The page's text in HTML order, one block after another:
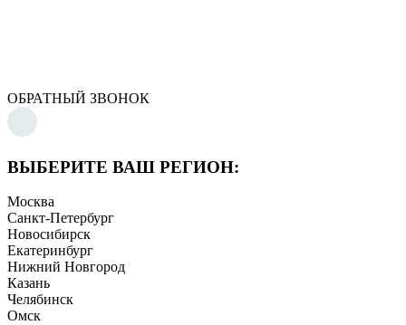
ОБРАТНЫЙ ЗВОНОК
ВЫБЕРИТЕ ВАШ РЕГИОН:
Москва
Санкт-Петербург
Новосибирск
Екатеринбург
Нижний Новгород
Казань
Челябинск
Омск